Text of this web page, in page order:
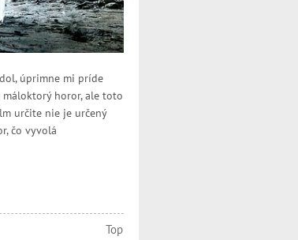
úprimne mi príde
horor, ale toto
určite nie je určený
čo vyvolá
Top